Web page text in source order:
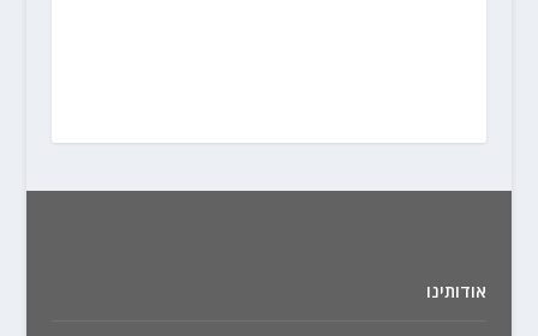
אודותינו